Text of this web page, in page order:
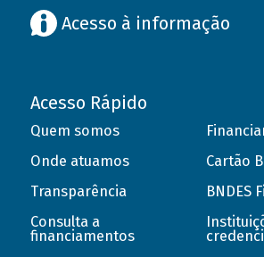
Acesso à informação
Acesso Rápido
Quem somos
Onde atuamos
Transparência
Consulta a
financiamentos
Cartão
BNDES